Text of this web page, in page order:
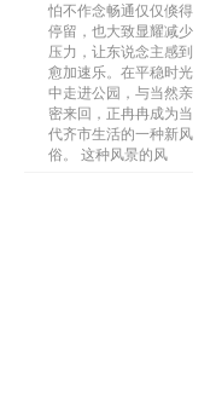
怕不作念畅通仅仅倏得
停留，也大致显耀减少
压力，让东说念主感到
愈加速乐。在平稳时光
中走进公园，与当然亲
密来回，正冉冉成为当
代齐市生活的一种新风
俗。 这种风景的风